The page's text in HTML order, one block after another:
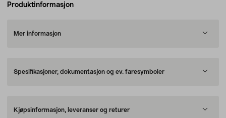
Produktinformasjon
Mer informasjon
Spesifikasjoner, dokumentasjon og ev. faresymboler
Kjøpsinformasjon, leveranser og returer